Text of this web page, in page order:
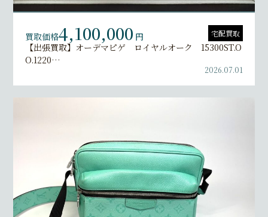
買取価格4,100,000 円 宅配買取
【出張買取】オーデマピゲ ロイヤルオーク 15300ST.O
O.1220…
2026.07.01